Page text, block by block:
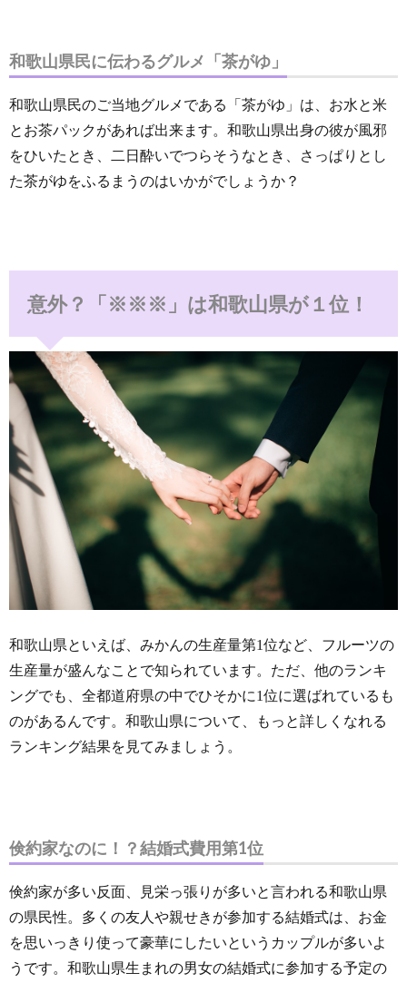
和歌山県民に伝わるグルメ「茶がゆ」
和歌山県民のご当地グルメである「茶がゆ」は、お水と米
とお茶パックがあれば出来ます。和歌山県出身の彼が風邪
をひいたとき、二日酔いでつらそうなとき、さっぱりとし
た茶がゆをふるまうのはいかがでしょうか？
意外？「※※※」は和歌山県が１位！
和歌山県といえば、みかんの生産量第1位など、フルーツの
生産量が盛んなことで知られています。ただ、他のランキ
ングでも、全都道府県の中でひそかに1位に選ばれているも
のがあるんです。和歌山県について、もっと詳しくなれる
ランキング結果を見てみましょう。
倹約家なのに！？結婚式費用第1位
倹約家が多い反面、見栄っ張りが多いと言われる和歌山県
の県民性。多くの友人や親せきが参加する結婚式は、お金
を思いっきり使って豪華にしたいというカップルが多いよ
うです。和歌山県生まれの男女の結婚式に参加する予定の